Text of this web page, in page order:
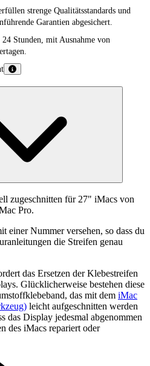
strenge Qualitätsstandards und
Garantien abgesichert.
Stunden, mit Ausnahme von
zugeschnitten für 27" iMacs von
Pro.
einer Nummer versehen, so dass du
die Streifen genau
das Ersetzen der Klebestreifen
Glücklicherweise bestehen diese
das mit dem iMac
leicht aufgeschnitten werden
das Display jedesmal abgenommen
des iMacs repariert oder